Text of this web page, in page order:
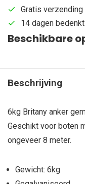
Gratis verzending
14 dagen
Beschikbare
Beschrijving
6kg Britany anker
Geschikt voor boten
ongeveer 8 meter.
Gewicht: 6kg